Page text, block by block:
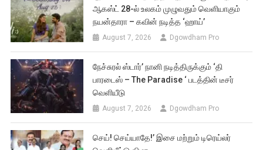
ஆகஸ்ட் 28-ல் உலகம் முழுவதும் வெளியாகும்
நயன்தாரா – கவின் நடித்த ‘ஹாய்’
August 7, 2026 Dgowdham Pro
நேச்சுரல் ஸ்டார்’ நானி நடித்திருக்கும் ‘தி
பாரடைஸ் – The Paradise ‘ படத்தின் டீசர்
வெளியீடு
August 7, 2026 Dgowdham Pro
செய்! செய்யாதே!’ இசை மற்றும் டிரெய்லர்